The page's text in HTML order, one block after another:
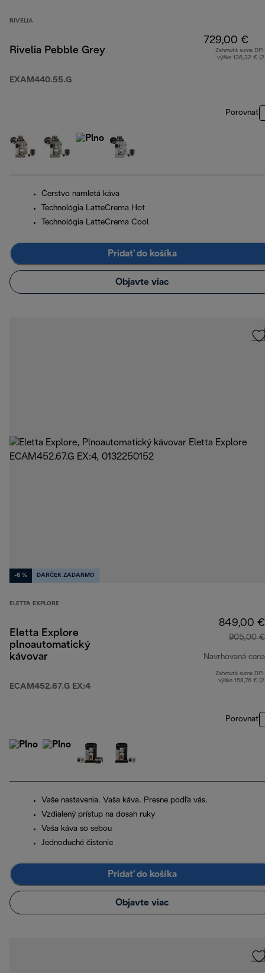
RIVELIA
Rivelia Pebble Grey
EXAM440.55.G
729,00 €
Zahrnutá suma
výške 136,32 €
Porovnať
Čerstvo namletá káva
Technológia LatteCrema Hot
Technológia LatteCrema Cool
Pridať do košíka
Objavte viac
-6 % DARČEK ZADARMO
ELETTA EXPLORE
Eletta Explore
plnoautomatický
kávovar
ECAM452.67.G EX:4
849,00 €
905,00 €
Navrhovaná cena
Zahrnutá suma
výške 158,76 €
Porovnať
Vaše nastavenia. Vaša káva. Presne podľa vás.
Vzdialený prístup na dosah ruky
Vaša káva so sebou
Jednoduché čistenie
Pridať do košíka
Objavte viac